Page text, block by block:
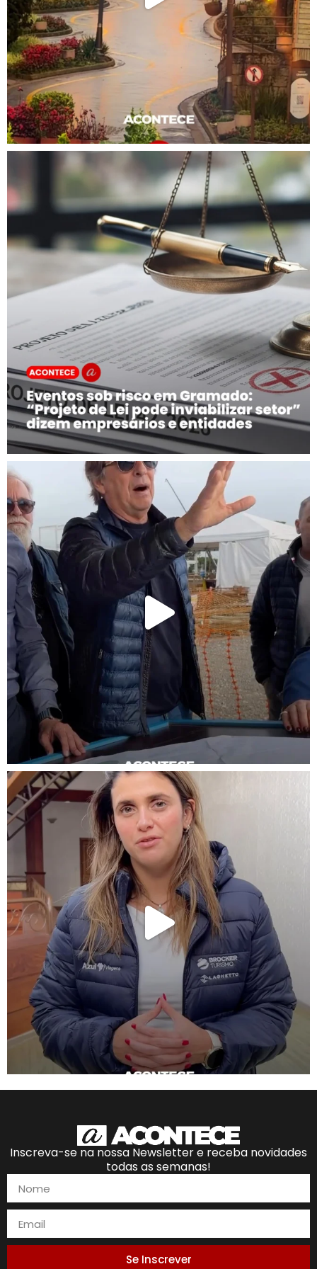
Inscreva-se na nossa Newsletter e receba novidades
todas as semanas!
Se Inscrever